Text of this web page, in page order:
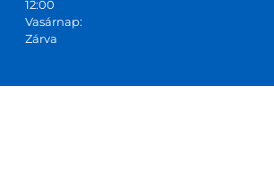
12:00
Vasárnap:
Zárva